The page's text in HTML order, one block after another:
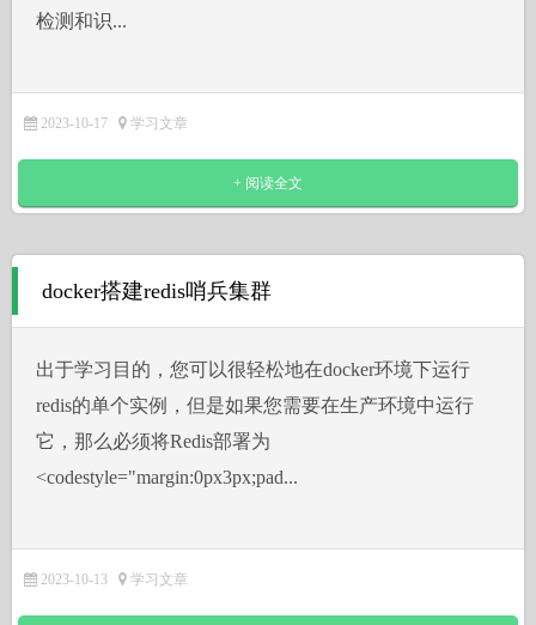
检测和识...
2023-10-17 学习文章
+ 阅读全文
docker搭建redis哨兵集群
出于学习目的，您可以很轻松地在docker环境下运行
redis的单个实例，但是如果您需要在生产环境中运行
它，那么必须将Redis部署为
˂codestyle="margin:0px3px;pad...
2023-10-13 学习文章